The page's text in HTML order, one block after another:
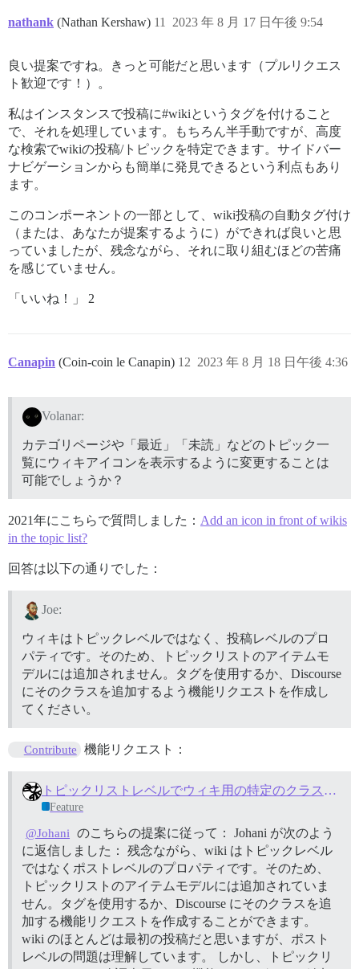
nathank (Nathan Kershaw) 2023 年 8 月 17 日午後 9:54
11
良い提案ですね。きっと可能だと思います（プルリクエス
ト歓迎です！）。
私はインスタンスで投稿に#wikiというタグを付けること
で、それを処理しています。もちろん半手動ですが、高度
な検索でwikiの投稿/トピックを特定できます。サイドバー
ナビゲーションからも簡単に発見できるという利点もあり
ます。
このコンポーネントの一部として、wiki投稿の自動タグ付け
（または、あなたが提案するように）ができれば良いと思
っていましたが、残念ながら、それに取り組むほどの苦痛
を感じていません。
「いいね！」 2
Canapin (Coin-coin le Canapin) 2023 年 8 月 18 日午後 4:36
12
Volanar:
カテゴリページや「最近」「未読」などのトピック一
覧にウィキアイコンを表示するように変更することは
可能でしょうか？
2021年にこちらで質問しました： Add an icon in front of wikis
in the topic list?
回答は以下の通りでした：
Joe:
ウィキはトピックレベルではなく、投稿レベルのプロ
パティです。そのため、トピックリストのアイテムモ
デルには追加されません。タグを使用するか、Discourse
にそのクラスを追加するよう機能リクエストを作成し
てください。
Contribute 機能リクエスト：
トピックリストレベルでウィキ用の特定のクラスを追加する（最初の投稿時）
Feature
@Johani
のこちらの提案に従って： Johani が次のよう
に返信しました： 残念ながら、wiki はトピックレベル
ではなくポストレベルのプロパティです。そのため、
トピックリストのアイテムモデルには追加されていま
せん。タグを使用するか、Discourse にそのクラスを追
加する機能リクエストを作成することができます。
wiki のほとんどは最初の投稿だと思いますが、ポスト
レベルの問題は理解しています。 しかし、トピックリ